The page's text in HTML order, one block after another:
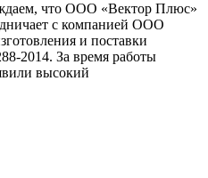
что ООО «Вектор Плюс»
с компанией ООО
и поставки
2014. За время работы
высокий